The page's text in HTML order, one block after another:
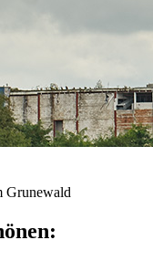
Grunewald